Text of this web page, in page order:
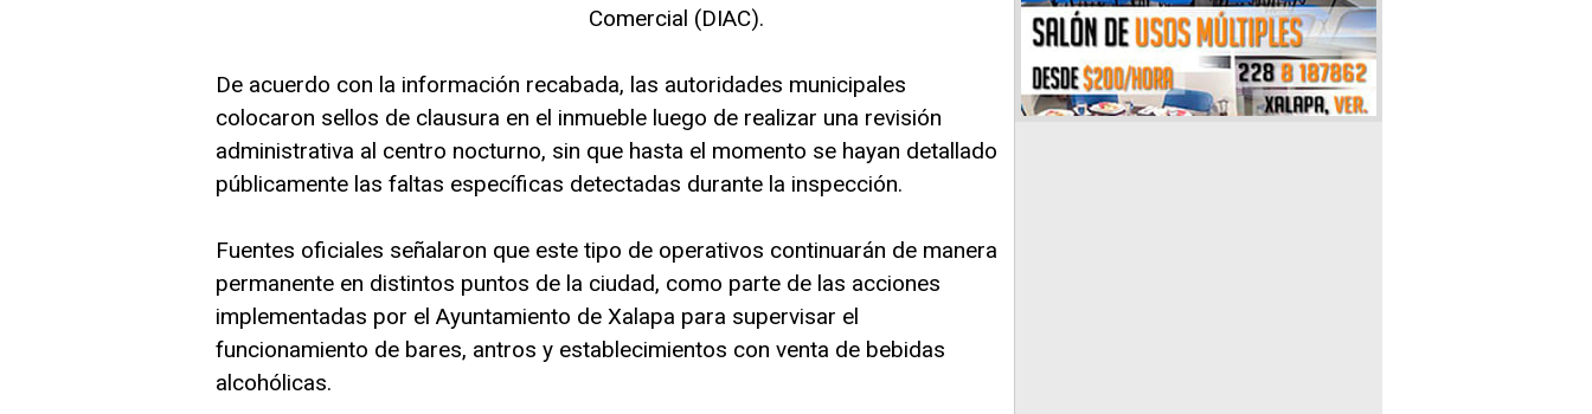
Comercial (DIAC).
De acuerdo con la información recabada, las autoridades municipales
colocaron sellos de clausura en el inmueble luego de realizar una revisión
administrativa al centro nocturno, sin que hasta el momento se hayan detallado
públicamente las faltas específicas detectadas durante la inspección.
Fuentes oficiales señalaron que este tipo de operativos continuarán de manera
permanente en distintos puntos de la ciudad, como parte de las acciones
implementadas por el Ayuntamiento de Xalapa para supervisar el
funcionamiento de bares, antros y establecimientos con venta de bebidas
alcohólicas.